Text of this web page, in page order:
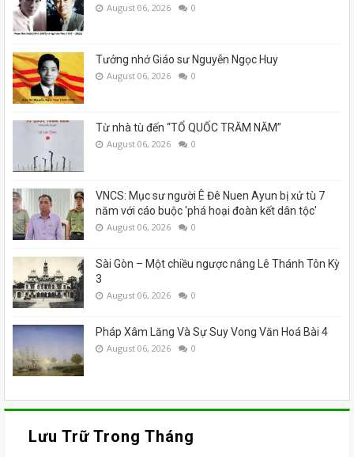
August 06, 2026 0
Tưởng nhớ Giáo sư Nguyễn Ngọc Huy
August 06, 2026 0
Từ nhà tù đến “TỔ QUỐC TRĂM NĂM”
August 06, 2026 0
VNCS: Mục sư người Ê Đê Nuen Ayun bị xử tù 7
năm với cáo buộc 'phá hoại đoàn kết dân tộc'
August 06, 2026 0
Sài Gòn – Một chiều ngược nắng Lê Thánh Tôn Kỳ
3
August 06, 2026 0
Pháp Xâm Lăng Và Sự Suy Vong Văn Hoá Bài 4
August 06, 2026 0
Lưu Trữ Trong Tháng